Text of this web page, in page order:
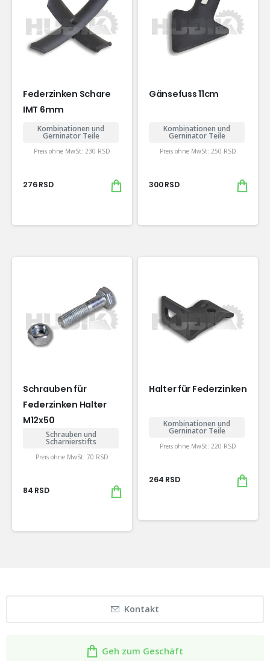
Federzinken Schare
IMT 6mm
Kombinationen und
Gerninator Teile
Preis ohne MwSt: 230 RSD
276RSD
Gänsefuss 11cm
Kombinationen und
Gerninator Teile
Preis ohne MwSt: 250 RSD
300RSD
Schrauben für
Federzinken Halter
M12x50
Schrauben und
Scharnierstifts
Preis ohne MwSt: 70 RSD
84 RSD
Halter für Federzinken
Kombinationen und
Gerninator Teile
Preis ohne MwSt: 220 RSD
264 RSD
Kontakt
Geh zum Geschäft